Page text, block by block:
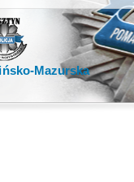
Mazurska